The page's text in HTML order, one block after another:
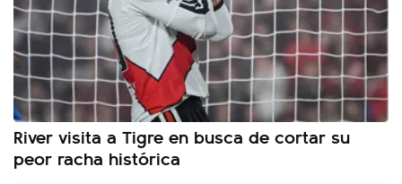
River visita a Tigre en busca de cortar su
peor racha histórica